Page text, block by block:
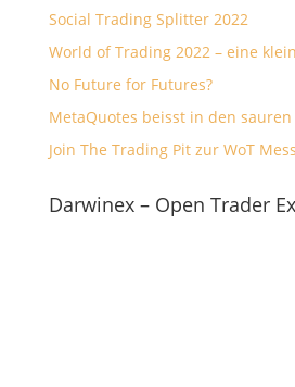
Social Trading Splitter 2022
World of Trading 2022 – eine
No Future for Futures?
MetaQuotes beisst in den
Join The Trading Pit zur WoT
Darwinex – Open Trader